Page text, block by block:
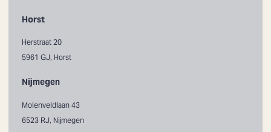
Horst
Herstraat 20
5961 GJ, Horst
Nijmegen
Molenveldlaan 43
6523 RJ, Nijmegen